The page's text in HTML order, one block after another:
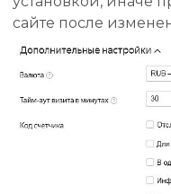
сайте после